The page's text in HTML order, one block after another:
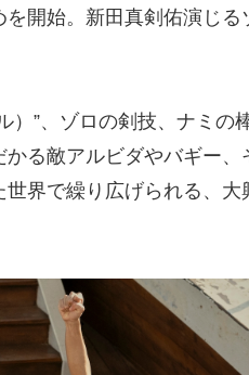
開始。新田真剣佑演じる
）”、ゾロの剣技、ナミの
る敵アルビダやバギー、
界で繰り広げられる、大